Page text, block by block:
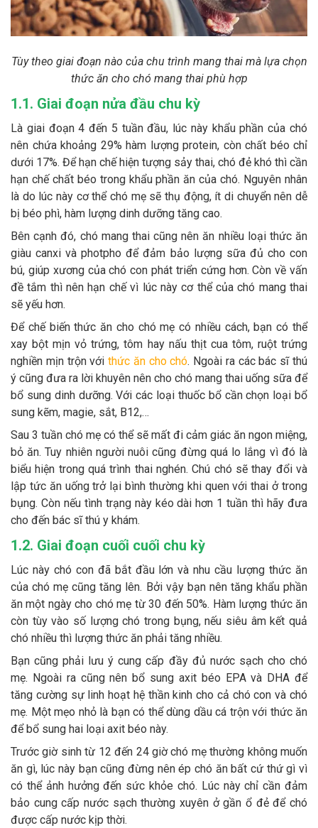
Tùy theo giai đoạn nào của chu trình mang thai mà lựa chọn
thức ăn cho chó mang thai phù hợp
1.1. Giai đoạn nửa đầu chu kỳ
Là giai đoạn 4 đến 5 tuần đầu, lúc này khẩu phần của chó
nên chứa khoảng 29% hàm lượng protein, còn chất béo chỉ
dưới 17%. Để hạn chế hiện tượng sảy thai, chó đẻ khó thì cần
hạn chế chất béo trong khẩu phần ăn của chó. Nguyên nhân
là do lúc này cơ thể chó mẹ sẽ thụ động, ít di chuyển nên dễ
bị béo phì, hàm lượng dinh dưỡng tăng cao.
Bên cạnh đó, chó mang thai cũng nên ăn nhiều loại thức ăn
giàu canxi và photpho để đảm bảo lượng sữa đủ cho con
bú, giúp xương của chó con phát triển cứng hơn. Còn về vấn
đề tắm thì nên hạn chế vì lúc này cơ thể của chó mang thai
sẽ yếu hơn.
Để chế biến thức ăn cho chó mẹ có nhiều cách, bạn có thể
xay bột mịn vỏ trứng, tôm hay nấu thịt cua tôm, ruột trứng
nghiền mịn trộn vớithức ăn cho chó. Ngoài ra các bác sĩ thú
ý cũng đưa ra lời khuyên nên cho chó mang thai uống sữa để
bổ sung dinh dưỡng. Với các loại thuốc bổ cần chọn loại bổ
sung kẽm, magie, sắt, B12,…
Sau 3 tuần chó mẹ có thể sẽ mất đi cảm giác ăn ngon miệng,
bỏ ăn. Tuy nhiên người nuôi cũng đừng quá lo lắng vì đó là
biểu hiện trong quá trình thai nghén. Chú chó sẽ thay đổi và
lập tức ăn uống trở lại bình thường khi quen với thai ở trong
bụng. Còn nếu tình trạng này kéo dài hơn 1 tuần thì hãy đưa
cho đến bác sĩ thú y khám.
1.2. Giai đoạn cuối cuối chu kỳ
Lúc này chó con đã bắt đầu lớn và nhu cầu lượng thức ăn
của chó mẹ cũng tăng lên. Bởi vậy bạn nên tăng khẩu phần
ăn một ngày cho chó mẹ từ 30 đến 50%. Hàm lượng thức ăn
còn tùy vào số lượng chó trong bụng, nếu siêu âm kết quả
chó nhiều thì lượng thức ăn phải tăng nhiều.
Bạn cũng phải lưu ý cung cấp đầy đủ nước sạch cho chó
mẹ. Ngoài ra cũng nên bổ sung axit béo EPA và DHA để
tăng cường sự linh hoạt hệ thần kinh cho cả chó con và chó
mẹ. Một mẹo nhỏ là bạn có thể dùng dầu cá trộn với thức ăn
để bổ sung hai loại axit béo này.
Trước giờ sinh từ 12 đến 24 giờ chó mẹ thường không muốn
ăn gì, lúc này bạn cũng đừng nên ép chó ăn bất cứ thứ gì vì
có thể ảnh hưởng đến sức khỏe chó. Lúc này chỉ cần đảm
bảo cung cấp nước sạch thường xuyên ở gần ổ đẻ để chó
được cấp nước kịp thời.